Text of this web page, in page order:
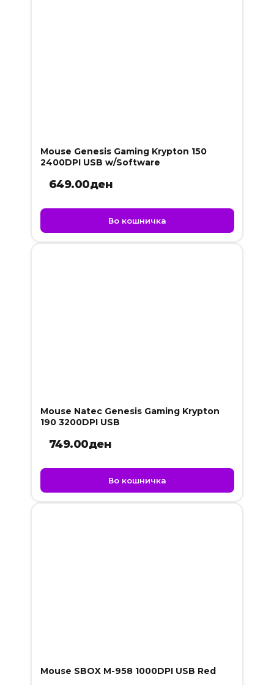
Mouse Genesis Gaming Krypton 150
2400DPI USB w/Software
649.00ден
Во кошничка
Mouse Natec Genesis Gaming Krypton
190 3200DPI USB
749.00ден
Во кошничка
Mouse SBOX M-958 1000DPI USB Red